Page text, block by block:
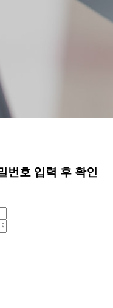
번호 입력 후 확인